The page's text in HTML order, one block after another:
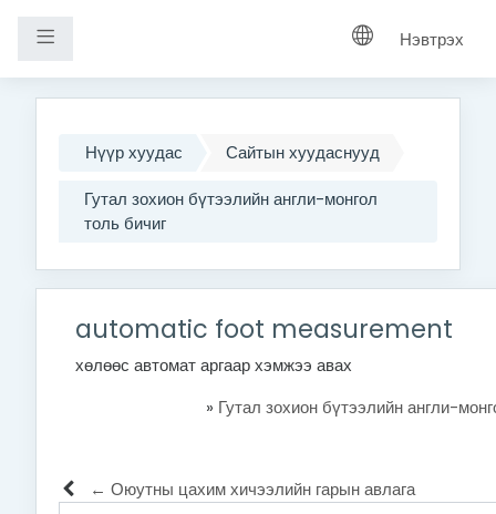
Хажуугийн самбар Нэвтрэх
Нүүр хуудас
Сайтын хуудаснууд
Гутал зохион бүтээлийн англи-монгол
толь бичиг
automatic foot measurement
хөлөөс автомат аргаар хэмжээ авах
» Гутал зохион бүтээлийн англи-
← Оюутны цахим хичээлийн гарын авлага